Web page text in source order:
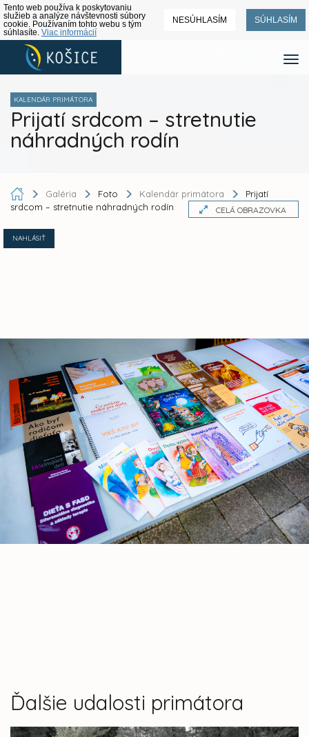
Tento web používa k poskytovaniu
služieb a analýze návštevnosti súbory
cookie. Používaním tohto webu s tým
súhlasíte. Viac informácií
NESÚHLASÍM SÚHLASÍM
KALENDÁR PRIMÁTORA
Prijatí srdcom – stretnutie
náhradných rodín
Galéria Foto Kalendár primátora
Prijatí
srdcom – stretnutie náhradných rodín
CELÁ OBRAZOVKA
NAHLÁSIŤ
Ďalšie udalosti primátora